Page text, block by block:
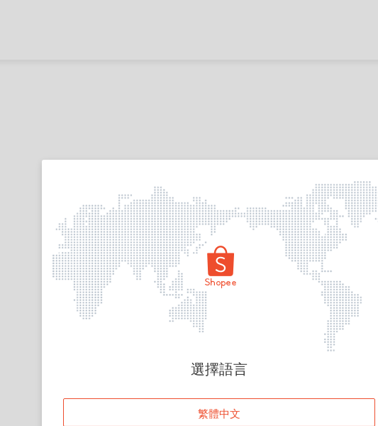
頁面無法顯示
登入
選擇語言
繁體中文